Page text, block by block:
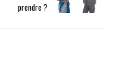
prendre ?